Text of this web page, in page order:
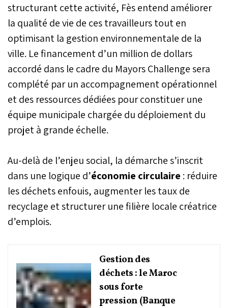
structurant cette activité, Fès entend améliorer
la qualité de vie de ces travailleurs tout en
optimisant la gestion environnementale de la
ville. Le financement d’un million de dollars
accordé dans le cadre du Mayors Challenge sera
complété par un accompagnement opérationnel
et des ressources dédiées pour constituer une
équipe municipale chargée du déploiement du
projet à grande échelle.
Au-delà de l’enjeu social, la démarche s’inscrit
dans une logique d’économie circulaire : réduire
les déchets enfouis, augmenter les taux de
recyclage et structurer une filière locale créatrice
d’emplois.
Gestion des
déchets : le Maroc
sous forte
pression (Banque